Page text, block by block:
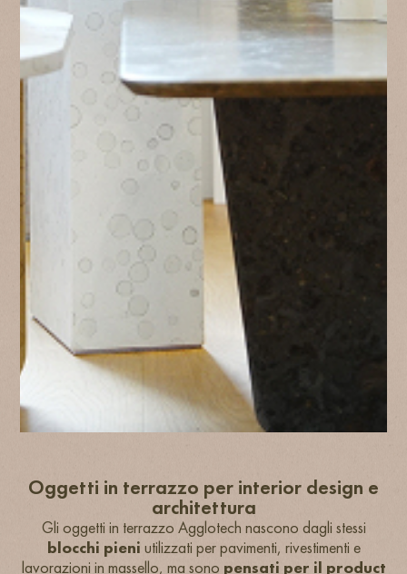
Oggetti in terrazzo per interior design e
architettura
Gli oggetti in terrazzo Agglotech nascono dagli stessi
blocchi pieni utilizzati per pavimenti, rivestimenti e
lavorazioni in massello, ma sono pensati per il product